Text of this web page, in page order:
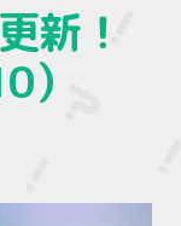
新！
）